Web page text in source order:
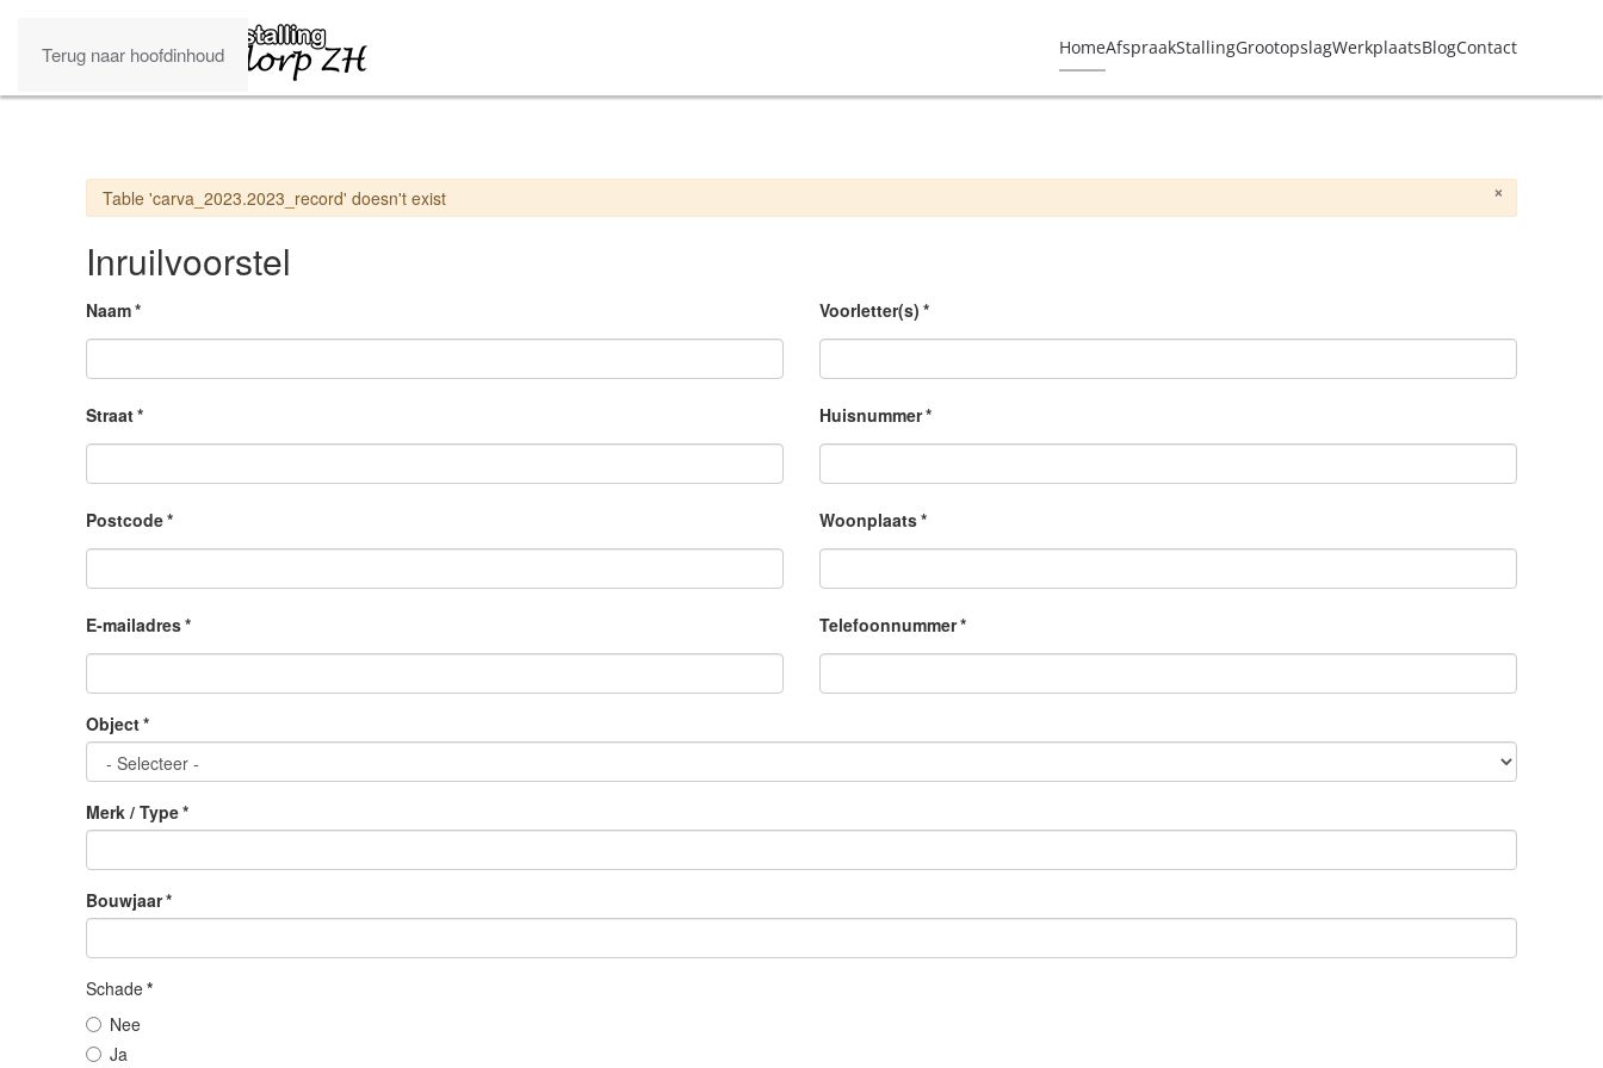
Terug naar hoofdinhoud HomeAfspraakStallingGrootopslagWerkplaatsBlogContact
×
Waarschuwing
Table 'carva_2023.2023_record' doesn't exist
Inruilvoorstel
Naam*
Straat*
Postcode*
E-mailadres*
Voorletter(s) *
Huisnummer*
Woonplaats*
Telefoonnummer*
Object*
Merk / Type*
Bouwjaar*
Schade*
Nee
Ja